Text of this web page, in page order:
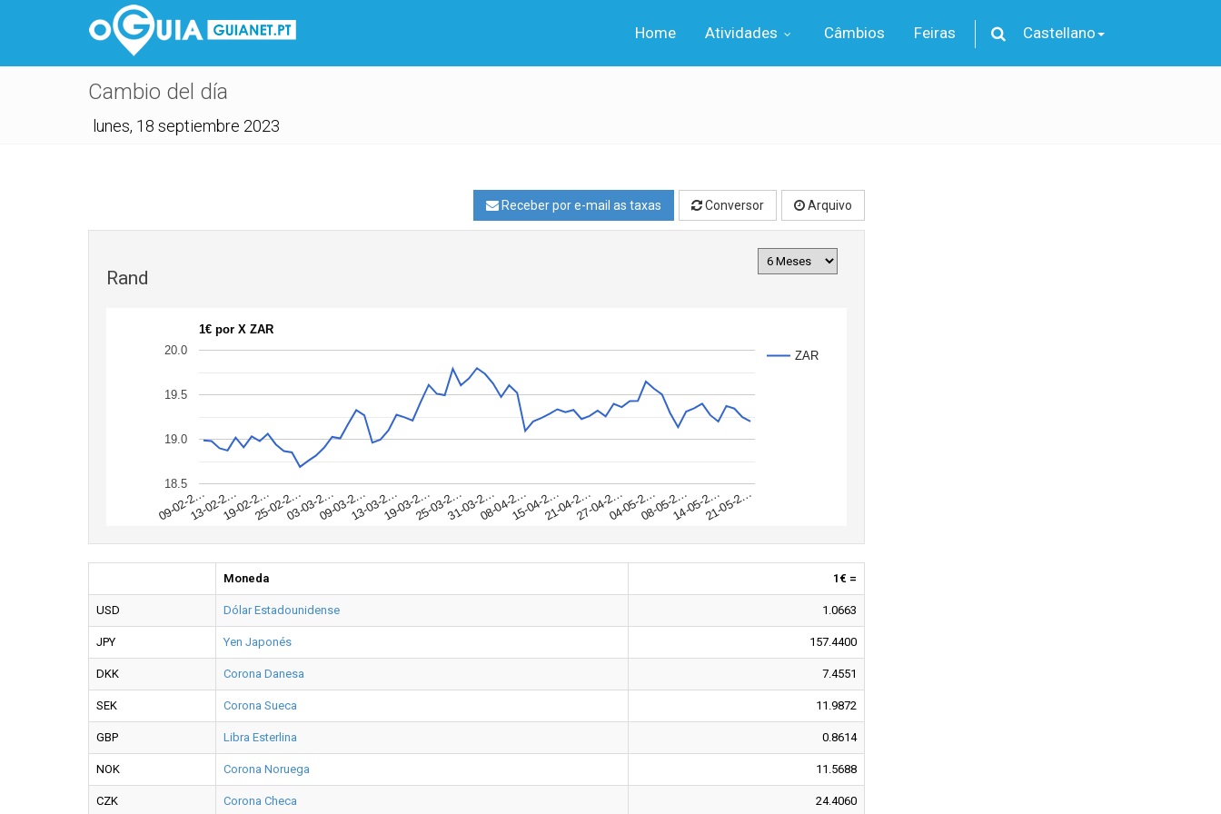
Home Atividades Câmbios Feiras Castellano
Cambio del día
lunes, 18 septiembre 2023
Receber por e-mail as taxas Conversor Arquivo
Rand
1€ por X ZAR
ZAR
09-02-2…13-02-2…19-02-2…25-02-2…03-03-2…09-03-2…13-03-2…19-03-2…25-03-2…31-03-2…08-04-2…15-04-2…21-04-2…27-04-2…04-05-2…08-05-2…14-05-2…21-05-2…
18.5
19.0
19.5
20.0
Moneda 1€ =
USD Dólar Estadounidense 1.0663
JPY Yen Japonés 157.4400
DKK Corona Danesa 7.4551
SEK Corona Sueca 11.9872
GBP Libra Esterlina 0.8614
NOK Corona Noruega 11.5688
CZK Corona Checa 24.4060